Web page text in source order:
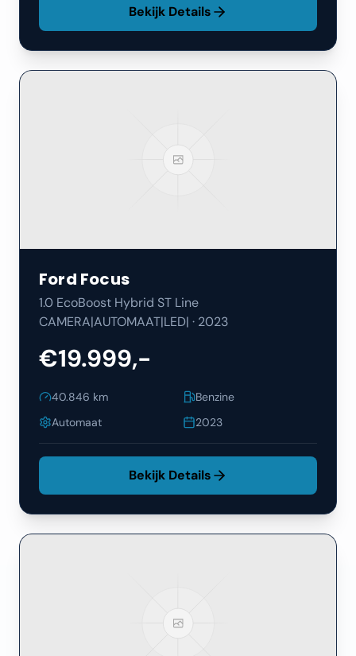
Bekijk Details
Ford Focus
1.0 EcoBoost Hybrid ST Line
CAMERA|AUTOMAAT|LED| · 2023
€19.999,-
40.846 km
Benzine
Automaat
2023
Bekijk Details